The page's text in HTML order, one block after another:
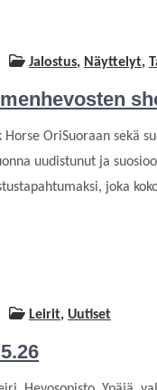
Jalostus, Näyttelyt,
OriSuoraan sekä
uudistunut ja
joka
Leirit, Uutiset